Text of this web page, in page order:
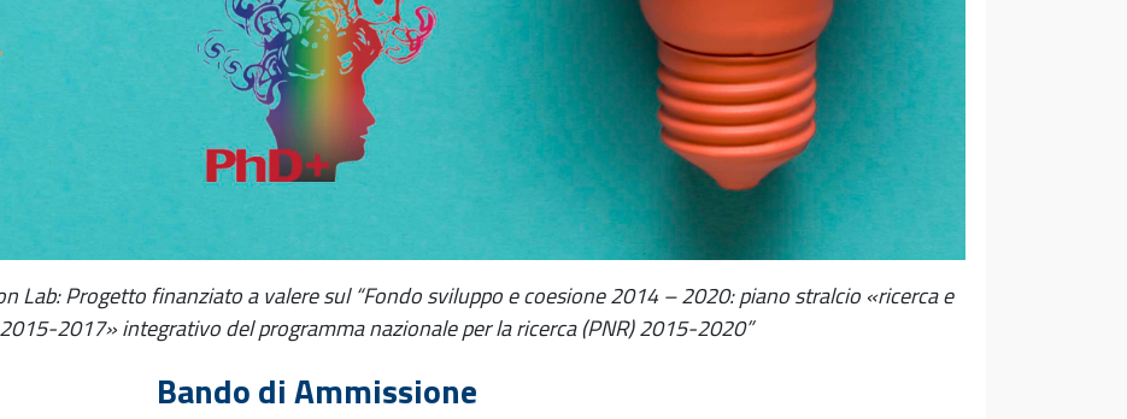
Lab: Progetto finanziato a valere sul “Fondo sviluppo e coesione 2014 – 2020: piano stralcio «ricerca e
2017» integrativo del programma nazionale per la ricerca (PNR) 2015-2020”
Bando di Ammissione